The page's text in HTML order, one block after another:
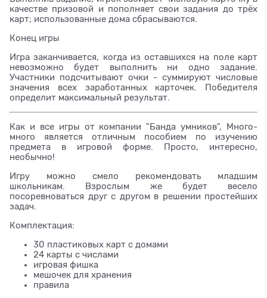
качестве призовой и пополняет свои задания до трёх
карт; использованные дома сбрасываются.
Конец игры
Игра заканчивается, когда из оставшихся на поле карт
невозможно будет выполнить ни одно задание.
Участники подсчитывают очки - суммируют числовые
значения всех заработанных карточек. Победителя
определит максимальный результат.
Как и все игры от компании "Банда умников", Много-
много является отличным пособием по изучению
предмета в игровой форме. Просто, интересно,
необычно!
Игру можно смело рекомендовать младшим
школьникам. Взрослым же будет весело
посоревноваться друг с другом в решении простейших
задач.
Комплектация:
30 пластиковых карт с домами
24 карты с числами
игровая фишка
мешочек для хранения
правила